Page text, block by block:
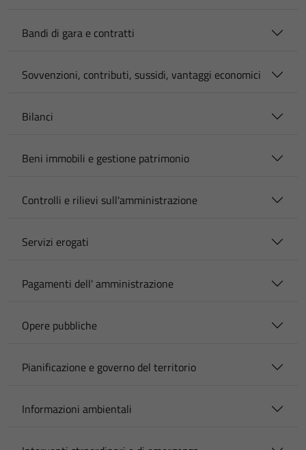
Bandi di gara e contratti
Sovvenzioni, contributi, sussidi, vantaggi economici
Bilanci
Beni immobili e gestione patrimonio
Controlli e rilievi sull'amministrazione
Servizi erogati
Pagamenti dell' amministrazione
Opere pubbliche
Pianificazione e governo del territorio
Informazioni ambientali